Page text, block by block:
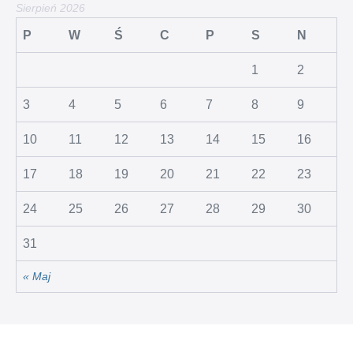
Sierpień 2026
P W Ś C P S N
« Maj
1 2
3 4 5 6 7 8 9
10 11 12 13 14 15 16
17 18 19 20 21 22 23
24 25 26 27 28 29 30
31